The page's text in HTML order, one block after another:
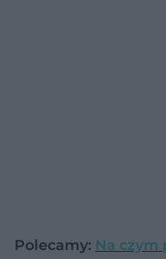
Polecamy: Na czym